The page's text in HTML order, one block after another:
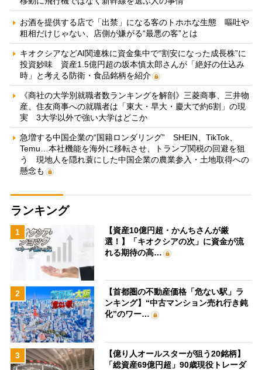
お酒を提供する店で「出禁」になる客のトホホな生態 嘔吐や
粗相だけじゃない、店側が嫌がる“最悪の客”とは
キオクシアなどAI関連株に資金集中で“割安になった成長株”に
投資妙味 資産1.5億円超の坂本慎太郎さんが「絶好の仕込み
時」と考える防衛・食品銘柄を紹介
《商社の大学別就職者数ランキングを解剖》三菱商事、三井物
産、住友商事への就職者は「東大・早大・慶大で約6割」の現
実 3大学以外で強い大学はどこか
急増する中国企業の“国籍ロンダリング” SHEIN、TikTok、
Temu…本社機能を海外に移転させ、トランプ関税の回避を狙
う 現地人を隠れ蓑にした中国企業の農業参入・土地取得への
懸念も
ランキング
1
【資産10億円超・かんちさんが厳
選！】「キオクシアの次」に資金が流
れる期待の高…
2
【首都圏の不動産価格「危ない駅」ラ
ンキング】“中古マンション売れ行き鈍
化”のワー…
3
【億り人オールスターが狙う20銘柄】
「総資産69億円超」90歳現役トレーダ